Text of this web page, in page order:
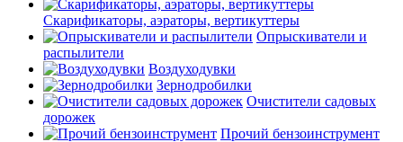
Скарификаторы, аэраторы, вертикуттеры
Опрыскиватели и
распылители
Воздуходувки
Зернодробилки
Очистители садовых
дорожек
Прочий бензоинструмент